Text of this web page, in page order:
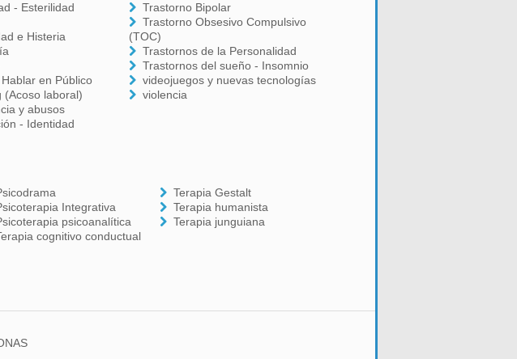
- Esterilidad
e Histeria
en Público
(Acoso laboral)
y abusos
- Identidad
Trastorno Bipolar
Trastorno Obsesivo Compulsivo
(TOC)
Trastornos de la Personalidad
Trastornos del sueño - Insomnio
videojuegos y nuevas tecnologías
violencia
Integrativa
psicoanalítica
cognitivo conductual
Terapia Gestalt
Terapia humanista
Terapia junguiana